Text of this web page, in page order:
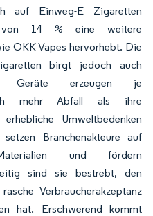
auf Einweg-E Zigaretten
von 14 % eine weitere
OKK Vapes hervorhebt. Die
birgt jedoch auch
Geräte erzeugen je
mehr Abfall als ihre
Umweltbedenken
Branchenakteure auf
und fördern
sind sie bestrebt, den
Verbraucherakzeptanz
hat. Erschwerend kommt